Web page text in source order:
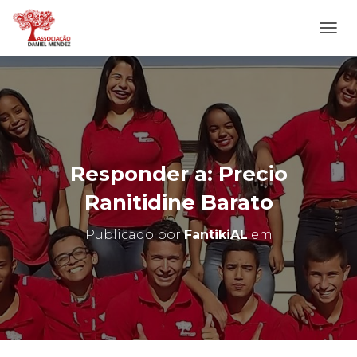
L
T
E
R
N
A
N
A
E
G
O
Responder a: Precio
Ranitidine Barato
Publicado porFantikiALem